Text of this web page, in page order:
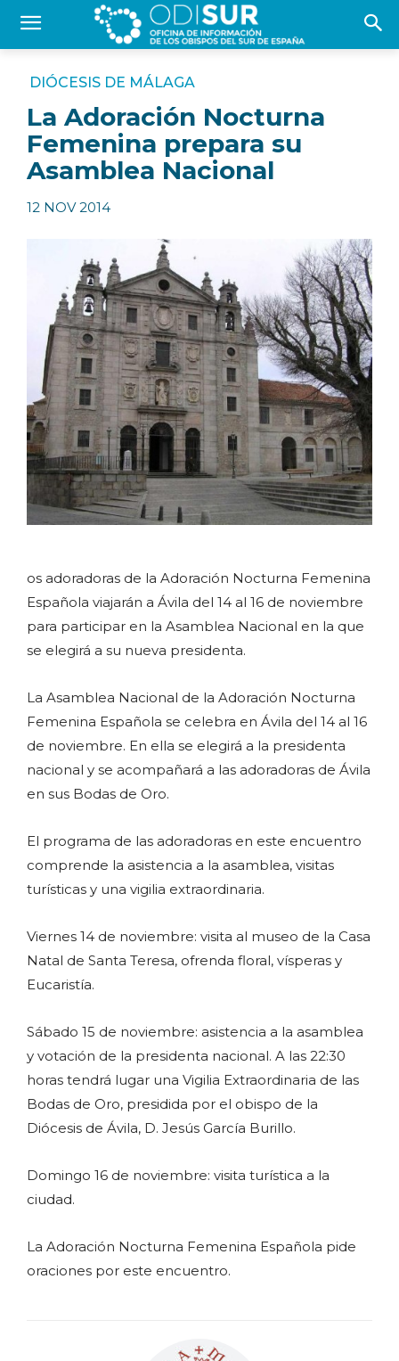
DIÓCESIS DE MÁLAGA
La Adoración Nocturna
Femenina prepara su
Asamblea Nacional
12 NOV 2014
os adoradoras de la Adoración Nocturna Femenina
Española viajarán a Ávila del 14 al 16 de noviembre
para participar en la Asamblea Nacional en la que
se elegirá a su nueva presidenta.
La Asamblea Nacional de la Adoración Nocturna
Femenina Española se celebra en Ávila del 14 al 16
de noviembre. En ella se elegirá a la presidenta
nacional y se acompañará a las adoradoras de Ávila
en sus Bodas de Oro.
El programa de las adoradoras en este encuentro
comprende la asistencia a la asamblea, visitas
turísticas y una vigilia extraordinaria.
Viernes 14 de noviembre: visita al museo de la Casa
Natal de Santa Teresa, ofrenda floral, vísperas y
Eucaristía.
Sábado 15 de noviembre: asistencia a la asamblea
y votación de la presidenta nacional. A las 22:30
horas tendrá lugar una Vigilia Extraordinaria de las
Bodas de Oro, presidida por el obispo de la
Diócesis de Ávila, D. Jesús García Burillo.
Domingo 16 de noviembre: visita turística a la
ciudad.
La Adoración Nocturna Femenina Española pide
oraciones por este encuentro.